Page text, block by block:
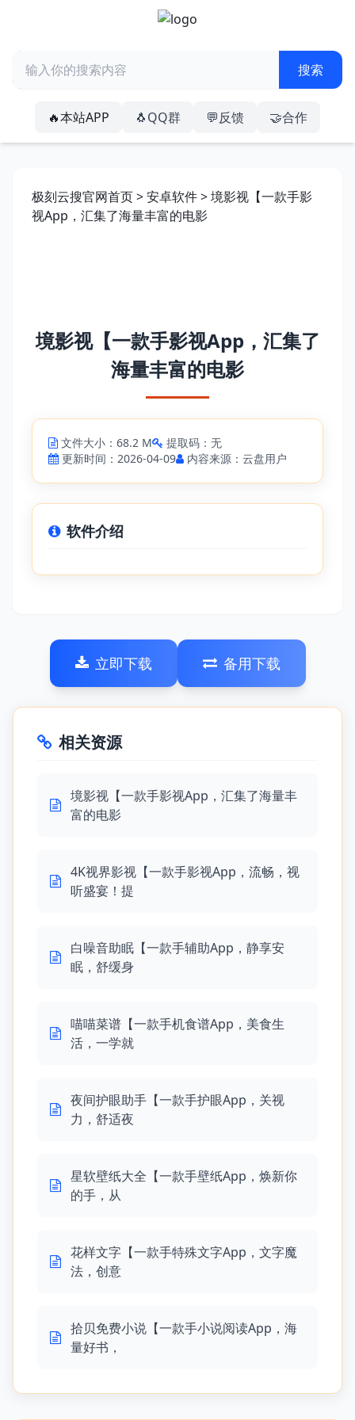
🔥本站APP 🐧QQ群 💬反馈 🤝合作
极刻云搜官网首页>安卓软件> 境影视【一款手影
视App，汇集了海量丰富的电影
境影视【一款手影视App，汇集了
海量丰富的电影
文件大小：68.2 M
提取码：无
更新时间：2026-04-09
内容来源：云盘用户
软件介绍
立即下载 备用下载
相关资源
境影视【一款手影视App，汇集了海量丰
富的电影
4K视界影视【一款手影视App，流畅，视
听盛宴！提
白噪音助眠【一款手辅助App，静享安
眠，舒缓身
喵喵菜谱【一款手机食谱App，美食生
活，一学就
夜间护眼助手【一款手护眼App，关视
力，舒适夜
星软壁纸大全【一款手壁纸App，焕新你
的手，从
花样文字【一款手特殊文字App，文字魔
法，创意
拾贝免费小说【一款手小说阅读App，海
量好书，